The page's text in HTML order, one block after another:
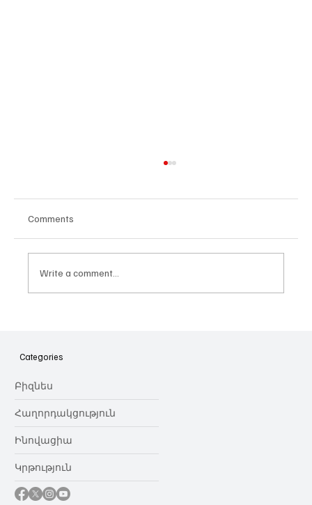
Comments
Write a comment...
Categories
Բիզնես
Հաղորդակցություն
Ինովացիա
Կրթություն